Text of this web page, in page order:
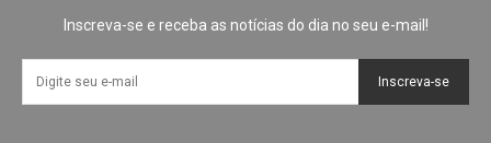
Inscreva-se e receba as notícias do dia no seu e-mail!
Inscreva-se